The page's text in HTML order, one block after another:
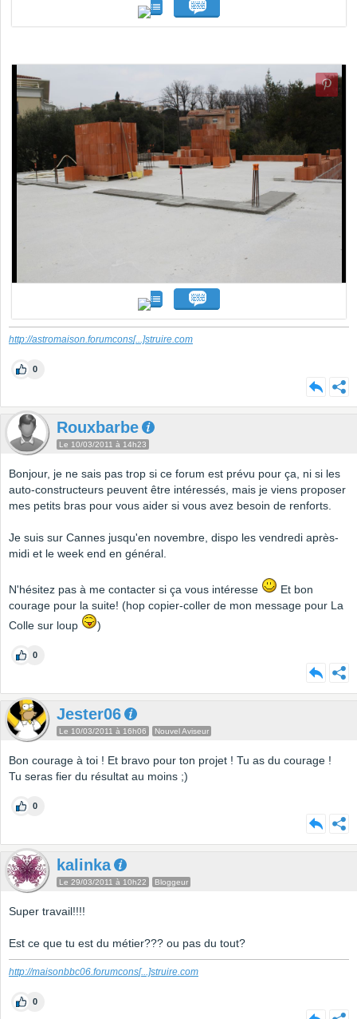
http://astromaison.forumcons[...]struire.com
0
Rouxbarbe
Le 10/03/2011 à 14h23
Bonjour, je ne sais pas trop si ce forum est prévu pour ça, ni si les
auto-constructeurs peuvent être intéressés, mais je viens proposer
mes petits bras pour vous aider si vous avez besoin de renforts.
Je suis sur Cannes jusqu'en novembre, dispo les vendredi après-
midi et le week end en général.
N'hésitez pas à me contacter si ça vous intéresse
Et bon
courage pour la suite! (hop copier-coller de mon message pour La
Colle sur loup
)
0
Jester06
Le 10/03/2011 à 16h06 Nouvel Aviseur
Bon courage à toi ! Et bravo pour ton projet ! Tu as du courage !
Tu seras fier du résultat au moins ;)
0
kalinka
Le 29/03/2011 à 10h22 Bloggeur
Super travail!!!!
Est ce que tu est du métier??? ou pas du tout?
http://maisonbbc06.forumcons[...]struire.com
0